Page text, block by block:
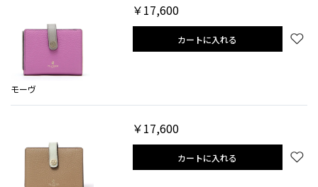
モーヴ
￥17,600
カートに入れる
￥17,600
カートに入れる